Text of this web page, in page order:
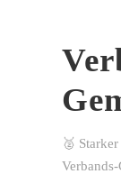
🥈